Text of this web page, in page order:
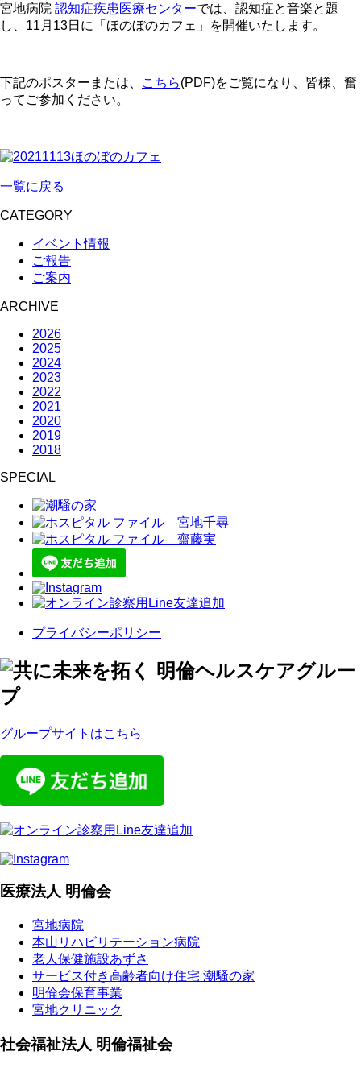
宮地病院 認知症疾患医療センターでは、認知症と音楽と題
し、11月13日に「ほのぼのカフェ」を開催いたします。
下記のポスターまたは、 こちら(PDF)をご覧になり、皆様、奮
ってご参加ください。
一覧に戻る
CATEGORY
イベント情報
ご報告
ご案内
ARCHIVE
2026
2025
2024
2023
2022
2021
2020
2019
2018
SPECIAL
プライバシーポリシー
グループサイトはこちら
医療法人 明倫会
宮地病院
本山リハビリテーション病院
老人保健施設あずさ
サービス付き高齢者向け住宅 潮騒の家
明倫会保育事業
宮地クリニック
社会福祉法人 明倫福祉会